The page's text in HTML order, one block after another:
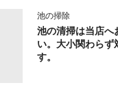
池の掃除
池の清掃は当店へ
い。大小関わらず
す。